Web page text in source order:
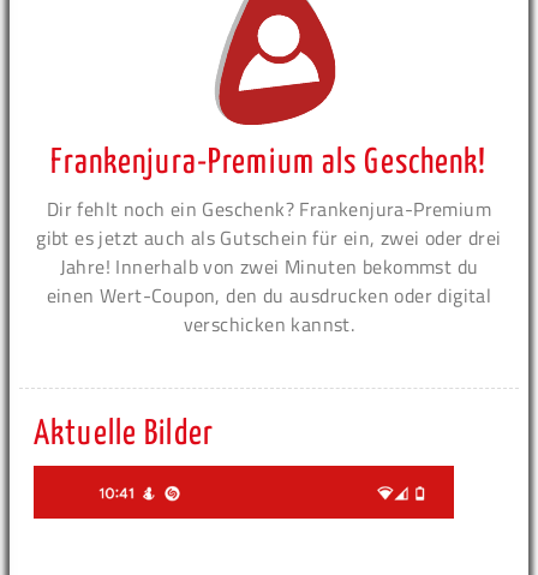
Frankenjura-Premium als Geschenk!
Dir fehlt noch ein Geschenk? Frankenjura-Premium
gibt es jetzt auch als Gutschein für ein, zwei oder drei
Jahre! Innerhalb von zwei Minuten bekommst du
einen Wert-Coupon, den du ausdrucken oder digital
verschicken kannst.
Aktuelle Bilder